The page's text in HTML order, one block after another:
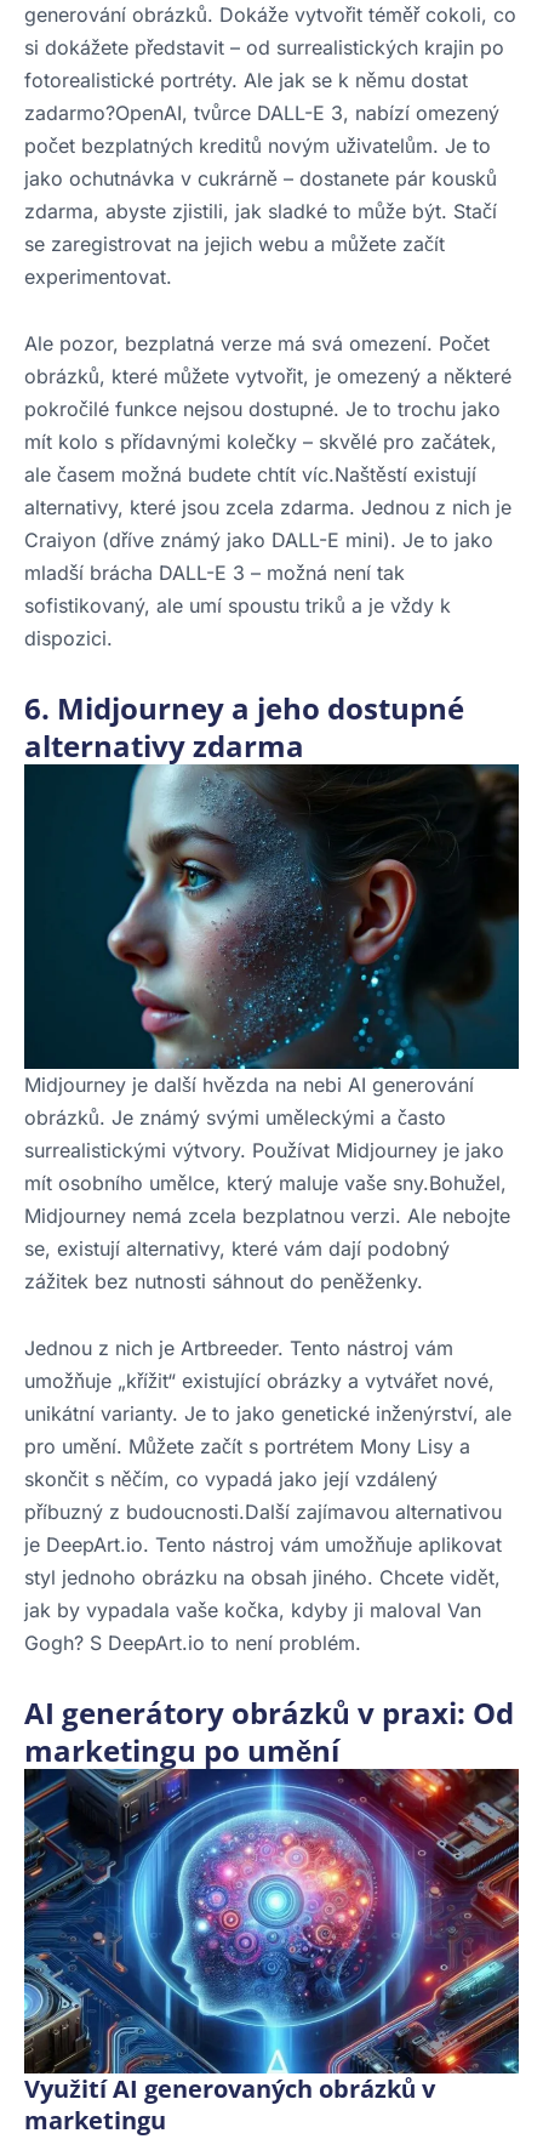
generování obrázků. Dokáže vytvořit téměř cokoli, co
si dokážete představit – od surrealistických krajin po
fotorealistické portréty. Ale jak se k němu dostat
zadarmo?OpenAI, tvůrce DALL-E 3, nabízí omezený
počet bezplatných kreditů novým uživatelům. Je to
jako ochutnávka v cukrárně – dostanete pár kousků
zdarma, abyste zjistili, jak sladké to může být. Stačí
se zaregistrovat na jejich webu a můžete začít
experimentovat.
Ale pozor, bezplatná verze má svá omezení. Počet
obrázků, které můžete vytvořit, je omezený a některé
pokročilé funkce nejsou dostupné. Je to trochu jako
mít kolo s přídavnými kolečky – skvělé pro začátek,
ale časem možná budete chtít víc.Naštěstí existují
alternativy, které jsou zcela zdarma. Jednou z nich je
Craiyon (dříve známý jako DALL-E mini). Je to jako
mladší brácha DALL-E 3 – možná není tak
sofistikovaný, ale umí spoustu triků a je vždy k
dispozici.
6. Midjourney a jeho dostupné
alternativy zdarma
Midjourney je další hvězda na nebi AI generování
obrázků. Je známý svými uměleckými a často
surrealistickými výtvory. Používat Midjourney je jako
mít osobního umělce, který maluje vaše sny.Bohužel,
Midjourney nemá zcela bezplatnou verzi. Ale nebojte
se, existují alternativy, které vám dají podobný
zážitek bez nutnosti sáhnout do peněženky.
Jednou z nich je Artbreeder. Tento nástroj vám
umožňuje „křížit“ existující obrázky a vytvářet nové,
unikátní varianty. Je to jako genetické inženýrství, ale
pro umění. Můžete začít s portrétem Mony Lisy a
skončit s něčím, co vypadá jako její vzdálený
příbuzný z budoucnosti.Další zajímavou alternativou
je DeepArt.io. Tento nástroj vám umožňuje aplikovat
styl jednoho obrázku na obsah jiného. Chcete vidět,
jak by vypadala vaše kočka, kdyby ji maloval Van
Gogh? S DeepArt.io to není problém.
AI generátory obrázků v praxi: Od
marketingu po umění
Využití AI generovaných obrázků v
marketingu